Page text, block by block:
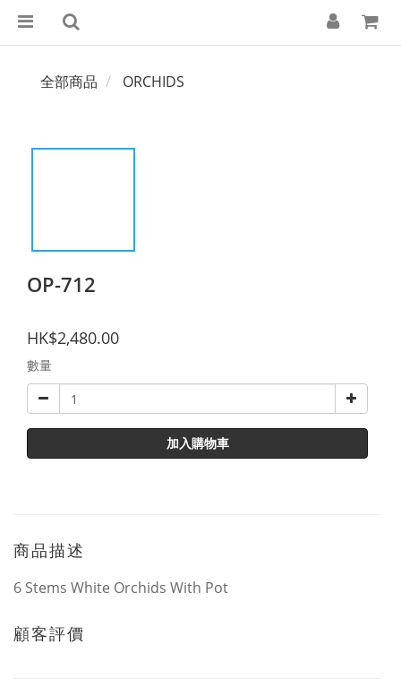
全部商品 ORCHIDS
OP-712
HK$2,480.00
數量
加入購物車
商品描述
6 Stems White Orchids With Pot
顧客評價